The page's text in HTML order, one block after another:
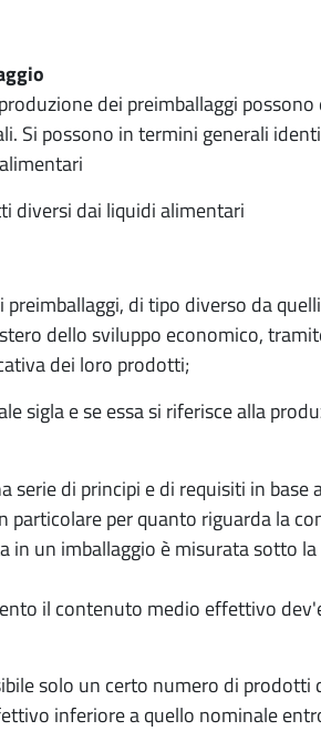
dei preimballaggi
Si possono in termini generali
diversi dai liquidi alimentari
di tipo diverso da
dello sviluppo economico,
dei loro prodotti;
sigla e se essa si riferisce alla
serie di principi e di requisiti in
particolare per quanto riguarda la
un imballaggio è misurata sotto
il contenuto medio effettivo
solo un certo numero di
inferiore a quello nominale